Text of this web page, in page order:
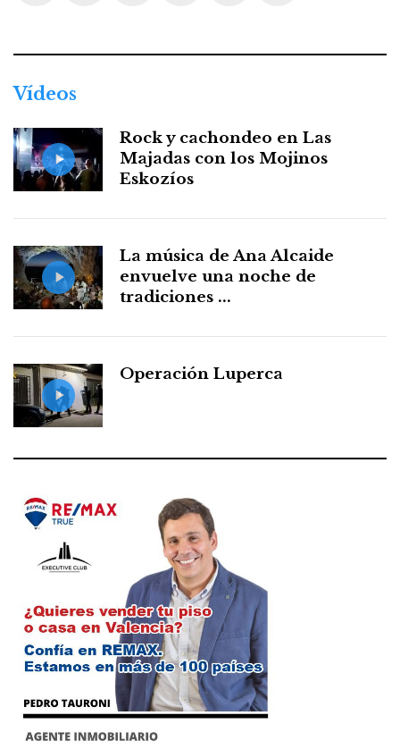
Vídeos
Rock y cachondeo en Las
Majadas con los Mojinos
Eskozíos
La música de Ana Alcaide
envuelve una noche de
tradiciones ...
Operación Luperca